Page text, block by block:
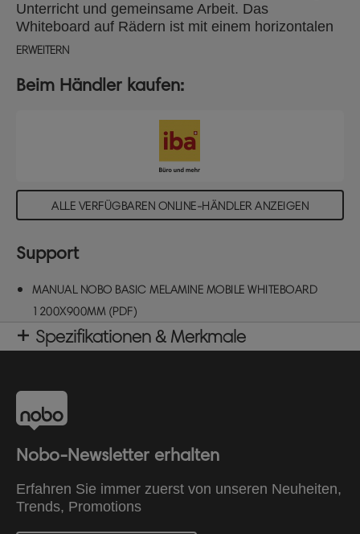
Unterricht und gemeinsame Arbeit. Das
Whiteboard auf Rädern ist mit einem horizontalen
Drehgelenk ausgestattet, das nur wenig Platz zum
Seiten der Tafel ermöglicht. Das fahrbare Gestell
feststellbaren Rollen für zusätzliche Stabilität
sorgen, wenn sie im Einsatz sind. Das tragbare
Whiteboard verfügt über eine integrierte
Stiftablage, die sich bequem unter der Tafel
befindet, so dass Marker, Tafelwischer und
anderes Zubehör ordentlich aufbewahrt werden
nichtmagnetische Melaminoberfläche bietet eine
Drehbares, mobiles Whiteboard in verschiedenen
Größen: 1200 x 900 mm.
ERWEITERN
Beim Händler kaufen:
ALLE VERFÜGBAREN ONLINE-HÄNDLER ANZEIGEN
Support
MANUAL NOBO BASIC MELAMINE MOBILE WHITEBOARD
1200X900MM (PDF)
Spezifikationen & Merkmale
Nobo-Newsletter erhalten
Erfahren Sie immer zuerst von unseren Neuheiten,
Trends, Promotions